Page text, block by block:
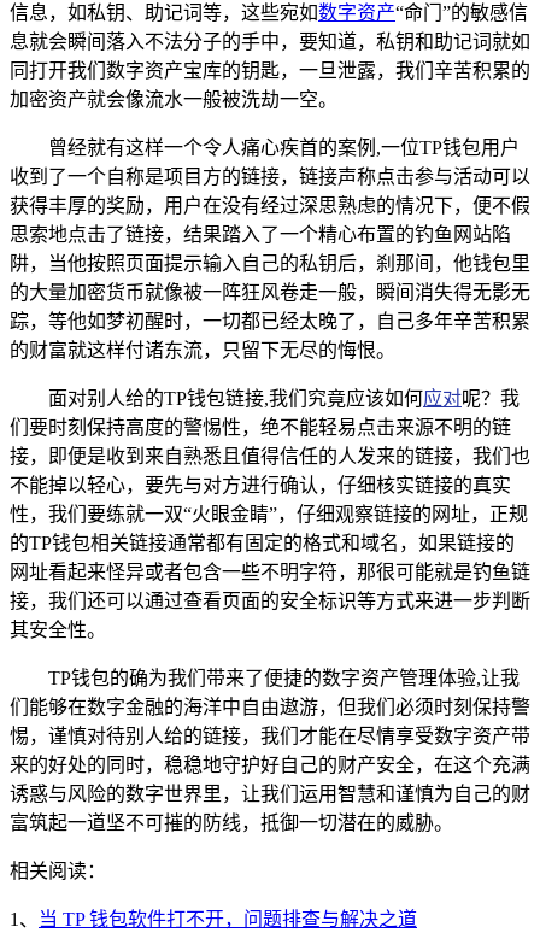
信息，如私钥、助记词等，这些宛如数字资产“命门”的敏感信
息就会瞬间落入不法分子的手中，要知道，私钥和助记词就如
同打开我们数字资产宝库的钥匙，一旦泄露，我们辛苦积累的
加密资产就会像流水一般被洗劫一空。
曾经就有这样一个令人痛心疾首的案例,一位TP钱包用户
收到了一个自称是项目方的链接，链接声称点击参与活动可以
获得丰厚的奖励，用户在没有经过深思熟虑的情况下，便不假
思索地点击了链接，结果踏入了一个精心布置的钓鱼网站陷
阱，当他按照页面提示输入自己的私钥后，刹那间，他钱包里
的大量加密货币就像被一阵狂风卷走一般，瞬间消失得无影无
踪，等他如梦初醒时，一切都已经太晚了，自己多年辛苦积累
的财富就这样付诸东流，只留下无尽的悔恨。
面对别人给的TP钱包链接,我们究竟应该如何应对呢？我
们要时刻保持高度的警惕性，绝不能轻易点击来源不明的链
接，即便是收到来自熟悉且值得信任的人发来的链接，我们也
不能掉以轻心，要先与对方进行确认，仔细核实链接的真实
性，我们要练就一双“火眼金睛”，仔细观察链接的网址，正规
的TP钱包相关链接通常都有固定的格式和域名，如果链接的
网址看起来怪异或者包含一些不明字符，那很可能就是钓鱼链
接，我们还可以通过查看页面的安全标识等方式来进一步判断
其安全性。
TP钱包的确为我们带来了便捷的数字资产管理体验,让我
们能够在数字金融的海洋中自由遨游，但我们必须时刻保持警
惕，谨慎对待别人给的链接，我们才能在尽情享受数字资产带
来的好处的同时，稳稳地守护好自己的财产安全，在这个充满
诱惑与风险的数字世界里，让我们运用智慧和谨慎为自己的财
富筑起一道坚不可摧的防线，抵御一切潜在的威胁。
相关阅读：
1、 当 TP 钱包软件打不开，问题排查与解决之道